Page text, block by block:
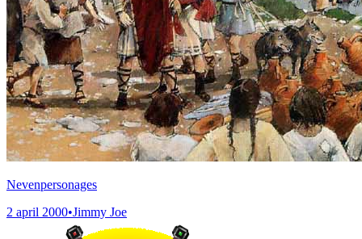
Nevenpersonages
2 april 2000•Jimmy Joe